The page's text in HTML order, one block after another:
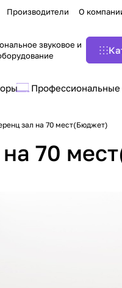
Производители О
звуковое и
Профессиональные
зал на 70 мест(Бюджет)
70